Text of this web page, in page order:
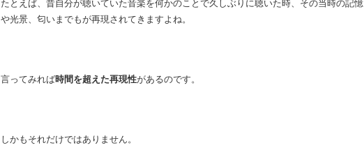
や光景、匂いまでもが再現されてきますよね。
言ってみれば時間を超えた再現性があるのです。
しかもそれだけではありません。